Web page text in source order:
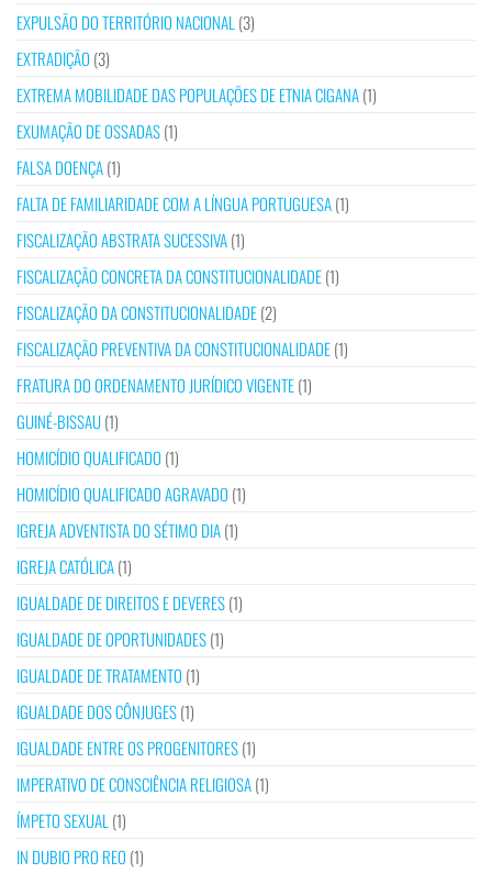
EXPULSÃO DO TERRITÓRIO NACIONAL (3)
EXTRADIÇÃO (3)
EXTREMA MOBILIDADE DAS POPULAÇÕES DE ETNIA CIGANA(1)
EXUMAÇÃO DE OSSADAS(1)
FALSA DOENÇA(1)
FALTA DE FAMILIARIDADE COM A LÍNGUA PORTUGUESA(1)
FISCALIZAÇÃO ABSTRATA SUCESSIVA(1)
FISCALIZAÇÃO CONCRETA DA CONSTITUCIONALIDADE(1)
FISCALIZAÇÃO DA CONSTITUCIONALIDADE(2)
FISCALIZAÇÃO PREVENTIVA DA CONSTITUCIONALIDADE(1)
FRATURA DO ORDENAMENTO JURÍDICO VIGENTE(1)
GUINÉ-BISSAU(1)
HOMICÍDIO QUALIFICADO (1)
HOMICÍDIO QUALIFICADO AGRAVADO (1)
IGREJA ADVENTISTA DO SÉTIMO DIA(1)
IGREJA CATÓLICA(1)
IGUALDADE DE DIREITOS E DEVERES(1)
IGUALDADE DE OPORTUNIDADES(1)
IGUALDADE DE TRATAMENTO (1)
IGUALDADE DOS CÔNJUGES(1)
IGUALDADE ENTRE OS PROGENITORES(1)
IMPERATIVO DE CONSCIÊNCIA RELIGIOSA(1)
ÍMPETO SEXUAL (1)
IN DUBIO PRO REO (1)